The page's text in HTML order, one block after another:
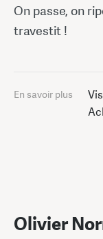
On passe, on
travestit !
En savoir plus
Olivier